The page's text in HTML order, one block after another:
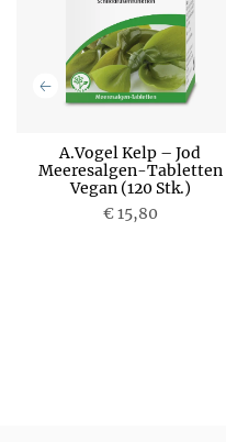
A.Vogel Kelp – Jod
Meeresalgen-Tabletten
Vegan (120 Stk.)
€ 15,80
P